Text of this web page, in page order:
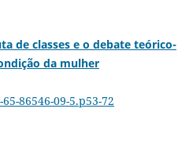
de classes e o debate teórico-
da mulher
86546-09-5.p53-72